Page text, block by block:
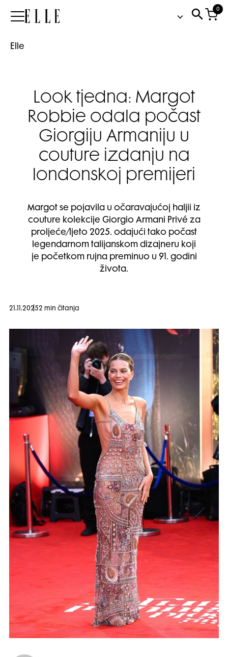
Elle
0
Elle
Look tjedna: Margot
Robbie odala počast
Giorgiju Armaniju u
couture izdanju na
londonskoj premijeri
Margot se pojavila u očaravajućoj haljii iz
couture kolekcije Giorgio Armani Privé za
proljeće/ljeto 2025. odajući tako počast
legendarnom talijanskom dizajneru koji
je početkom rujna preminuo u 91. godini
života.
21.11.20252 min čitanja